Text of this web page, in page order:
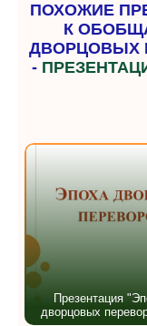
ПОХОЖИЕ
К
ДВОРЦОВЫХ
-
Презентация
дворцовых